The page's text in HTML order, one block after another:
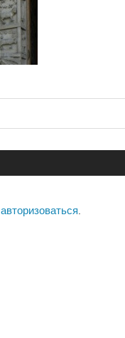
авторизоваться.